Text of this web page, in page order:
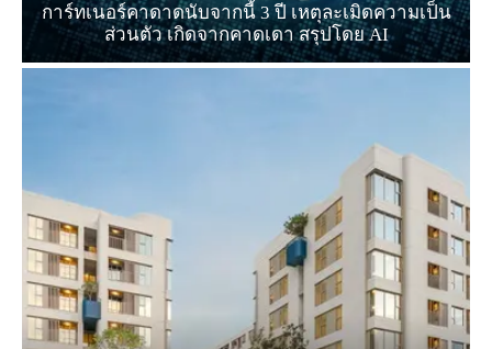
การ์ทเนอร์คาดาดนับจากนี้ 3 ปี เหตุละเมิดความเป็น
ส่วนตัว เกิดจากคาดเดา สรุปโดย AI